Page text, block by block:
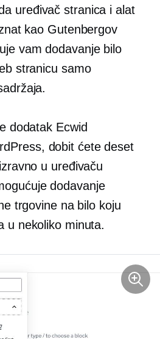
uređivač stranica i alat
kao Gutenbergov
vam dodavanje bilo
stranicu samo
dodatak Ecwid
dobit ćete deset
u uređivaču
dodavanje
trgovine na bilo koju
u nekoliko minuta.